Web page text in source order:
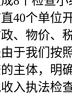
40个单位
、物价、
于我们按
主体，明
入执法检